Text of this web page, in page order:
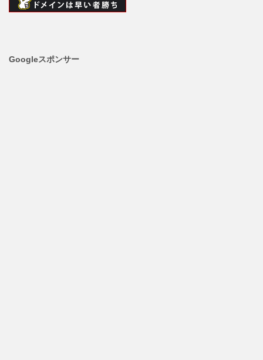
Googleスポンサー